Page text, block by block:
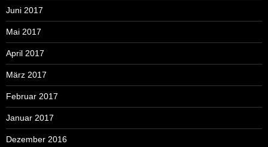
Juni 2017
Mai 2017
April 2017
März 2017
Februar 2017
Januar 2017
Dezember 2016